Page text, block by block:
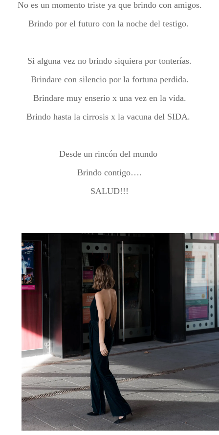
No es un momento triste ya que brindo con amigos.
Brindo por el futuro con la noche del testigo.
Si alguna vez no brindo siquiera por tonterías.
Brindare con silencio por la fortuna perdida.
Brindare muy enserio x una vez en la vida.
Brindo hasta la cirrosis x la vacuna del SIDA.
Desde un rincón del mundo
Brindo contigo….
SALUD!!!